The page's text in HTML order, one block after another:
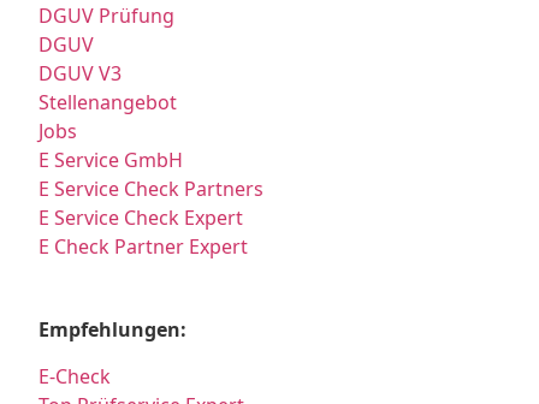
DGUV Prüfung
DGUV
DGUV V3
Stellenangebot
Jobs
E Service GmbH
E Service Check Partners
E Service Check Expert
E Check Partner Expert
Empfehlungen:
E-Check